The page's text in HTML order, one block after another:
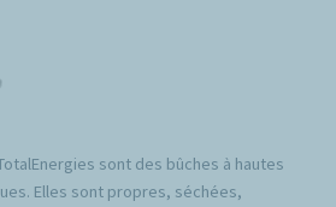
sont des bûches à hautes
Elles sont propres, séchées,